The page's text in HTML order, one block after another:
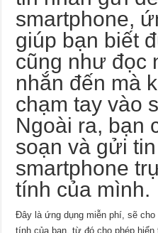
smartphone,
giúp bạn biết
cũng như đọc
nhắn đến mà
chạm tay vào
Ngoài ra, bạn
soạn và gửi
smartphone
tính của mình.
Đây là ứng dụng miễn phí, sẽ
tính của bạn, từ đó cho phép